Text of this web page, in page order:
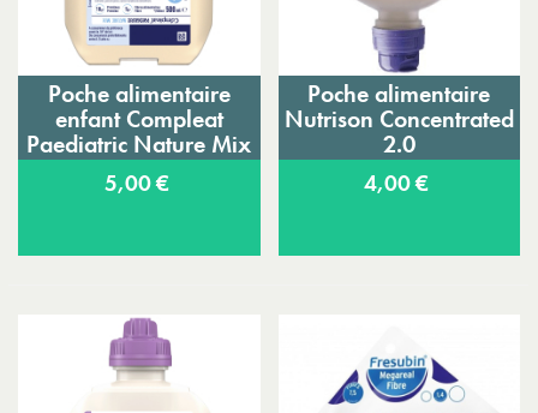
Poche alimentaire
enfant Compleat
Paediatric Nature Mix
5,00 €
Poche alimentaire
Nutrison Concentrated
2.0
4,00 €